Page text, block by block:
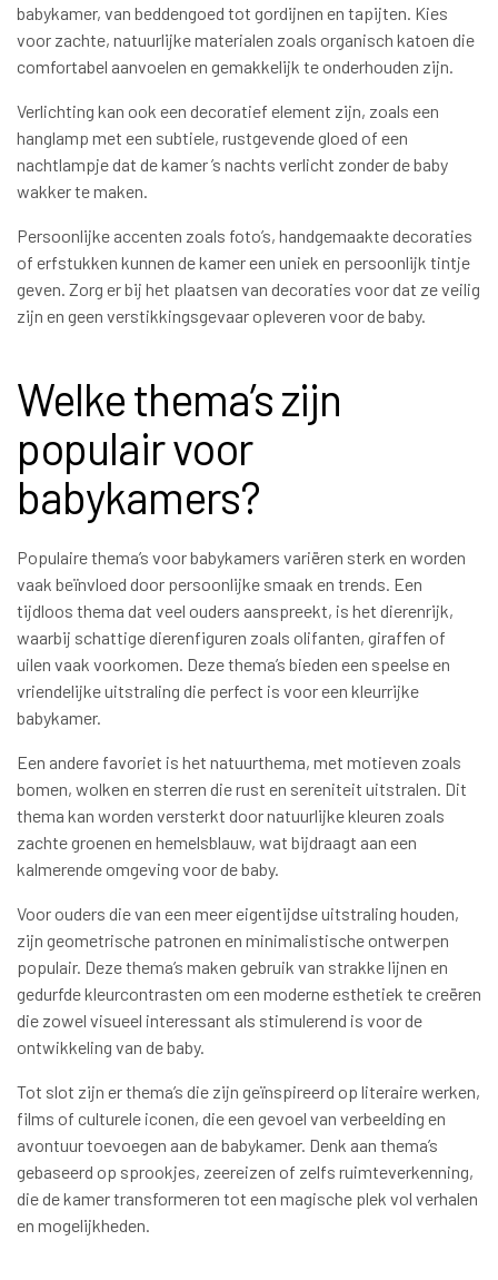
babykamer, van beddengoed tot gordijnen en tapijten. Kies
voor zachte, natuurlijke materialen zoals organisch katoen die
comfortabel aanvoelen en gemakkelijk te onderhouden zijn.
Verlichting kan ook een decoratief element zijn, zoals een
hanglamp met een subtiele, rustgevende gloed of een
nachtlampje dat de kamer ’s nachts verlicht zonder de baby
wakker te maken.
Persoonlijke accenten zoals foto’s, handgemaakte decoraties
of erfstukken kunnen de kamer een uniek en persoonlijk tintje
geven. Zorg er bij het plaatsen van decoraties voor dat ze veilig
zijn en geen verstikkingsgevaar opleveren voor de baby.
Welke thema’s zijn
populair voor
babykamers?
Populaire thema’s voor babykamers variëren sterk en worden
vaak beïnvloed door persoonlijke smaak en trends. Een
tijdloos thema dat veel ouders aanspreekt, is het dierenrijk,
waarbij schattige dierenfiguren zoals olifanten, giraffen of
uilen vaak voorkomen. Deze thema’s bieden een speelse en
vriendelijke uitstraling die perfect is voor een kleurrijke
babykamer.
Een andere favoriet is het natuurthema, met motieven zoals
bomen, wolken en sterren die rust en sereniteit uitstralen. Dit
thema kan worden versterkt door natuurlijke kleuren zoals
zachte groenen en hemelsblauw, wat bijdraagt aan een
kalmerende omgeving voor de baby.
Voor ouders die van een meer eigentijdse uitstraling houden,
zijn geometrische patronen en minimalistische ontwerpen
populair. Deze thema’s maken gebruik van strakke lijnen en
gedurfde kleurcontrasten om een moderne esthetiek te creëren
die zowel visueel interessant als stimulerend is voor de
ontwikkeling van de baby.
Tot slot zijn er thema’s die zijn geïnspireerd op literaire werken,
films of culturele iconen, die een gevoel van verbeelding en
avontuur toevoegen aan de babykamer. Denk aan thema’s
gebaseerd op sprookjes, zeereizen of zelfs ruimteverkenning,
die de kamer transformeren tot een magische plek vol verhalen
en mogelijkheden.